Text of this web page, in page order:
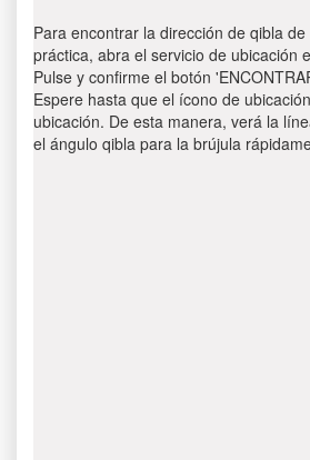
Para encontrar la dirección de qibla
práctica, abra el servicio de ubicación
Pulse y confirme el botón
Espere hasta que el ícono de
ubicación. De esta manera, verá la
el ángulo qibla para la brújula